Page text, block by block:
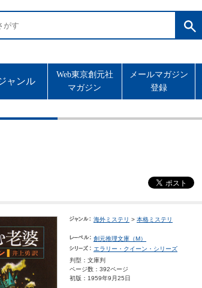
ャンル
Web東京創元社
マガジン
メールマガジン
登録
海外ミステリ > 本格ミステリ
創元推理文庫（M）
エラリー・クイーン・シリーズ
判型：文庫判
ページ数：392ページ
初版：1959年9月25日